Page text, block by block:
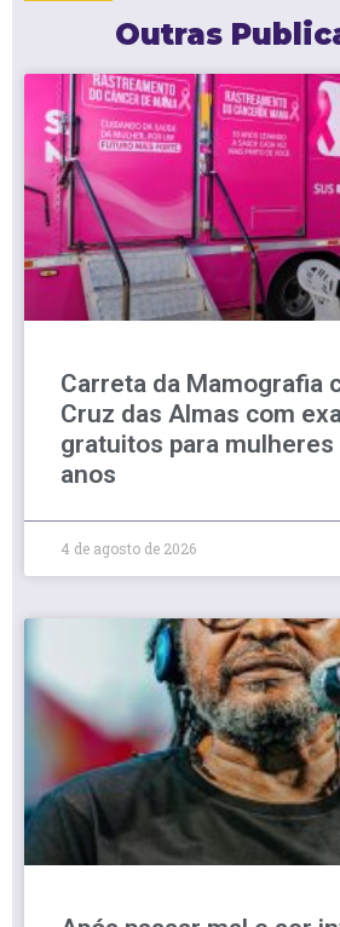
Outras
Carreta da Mamografia
Cruz das Almas com
gratuitos para mulheres
anos
4 de agosto de 2026